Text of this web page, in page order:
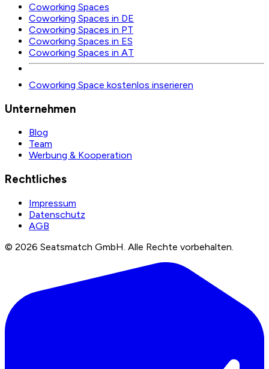
Coworking Spaces
Coworking Spaces in DE
Coworking Spaces in PT
Coworking Spaces in ES
Coworking Spaces in AT
Coworking Space kostenlos inserieren
Unternehmen
Blog
Team
Werbung & Kooperation
Rechtliches
Impressum
Datenschutz
AGB
© 2026 Seatsmatch GmbH. Alle Rechte vorbehalten.